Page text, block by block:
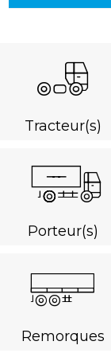
Tracteur(s)
Porteur(s)
Remorques